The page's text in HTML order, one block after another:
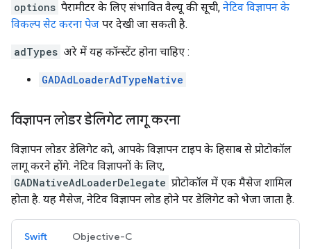
options पैरामीटर के लिए संभावित वैल्यू की सूची, नेटिव विज्ञापन के
विकल्प सेट करना पेज पर देखी जा सकती है.
adTypes अरे में यह कॉन्स्टेंट होना चाहिए :
GADAdLoaderAdTypeNative
विज्ञापन लोडर डेलिगेट लागू करना
विज्ञापन लोडर डेलिगेट को, आपके विज्ञापन टाइप के हिसाब से प्रोटोकॉल
लागू करने होंगे. नेटिव विज्ञापनों के लिए,
GADNativeAdLoaderDelegate प्रोटोकॉल में एक मैसेज शामिल
होता है. यह मैसेज, नेटिव विज्ञापन लोड होने पर डेलिगेट को भेजा जाता है.
Swift Objective-C